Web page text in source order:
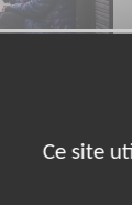
c’est bien
Ce site